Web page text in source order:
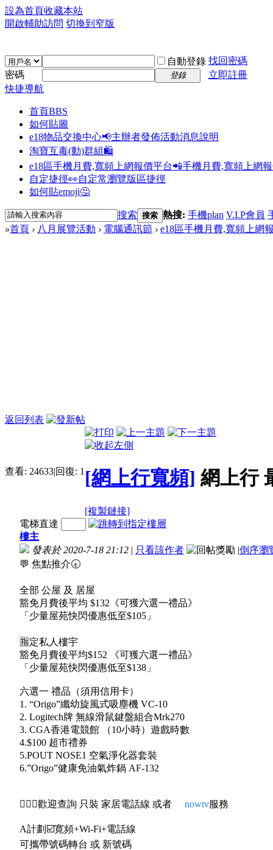
設為首頁收藏本站
開啟輔助訪問 切換到窄版
自動登錄 找回密碼
密碼
登錄
立即註冊
快捷導航
首頁BBS
如何貼圖
e18物品交換中心📢主辦者發佈活動消息說明
淘寶互毒(動)群組🛍️
e18區手機月費,寬頻上網報價平台📲手機月費,寬頻上網
自定捷徑👀自定常瀏覽版區捷徑
如何貼emoji🤔
搜索 搜索 熱搜: 手機plan V.I.P會員
»首頁 › 八月展覽活動 › 電腦通訊節 › e18區手機月費,寬頻上網
返回列表
查看: 24633|回復: 1 [網上行寬頻] 網上行
[複製鏈接]
電梯直達
樓主
發表於 2020-7-18 21:12 | 只看該作者 |倒序瀏
💬 焦點推介🕣
全部 公屋 及 居屋
豁免月費後平均 $132《可獲六選一禮品》
「少量屋苑快閃優惠低至$105」
🈯️定私人樓宇
豁免月費後平均$152 《可獲六選一禮品》
「少量屋苑快閃優惠低至$138」
六選一 禮品（須用信用卡）
1. “Origo”纖幼旋風式吸塵機 VC-10
2. Logitech牌 無線滑鼠鍵盤組合Mrk270
3. CGA香港電競館 （10小時）遊戲時數
4.$100 超市禮券
5.POUT NOSE1 空氣淨化器套裝
6.”Origo”健康免油氣炸鍋 AF-132
🙇🏻‍♂️歡迎查詢 只裝 家居電話線 或者 nowtv服務
A計劃☑️寛頻+Wi-Fi+電話線
可攜帶號碼轉台 或 新號碼